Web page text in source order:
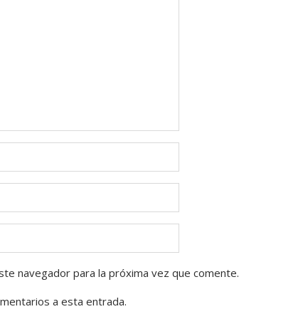
navegador para la próxima vez que comente.
a esta entrada.